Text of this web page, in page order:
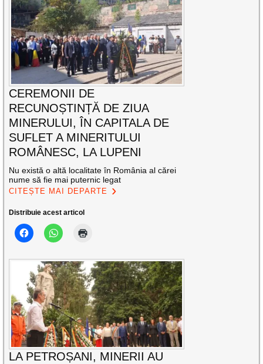
CEREMONII DE
RECUNOȘTINȚĂ DE ZIUA
MINERULUI, ÎN CAPITALA DE
SUFLET A MINERITULUI
ROMÂNESC, LA LUPENI
Nu există o altă localitate în România al cărei
nume să fie mai puternic legat
CITEȘTE MAI DEPARTE
Distribuie acest articol
LA PETROȘANI, MINERII AU